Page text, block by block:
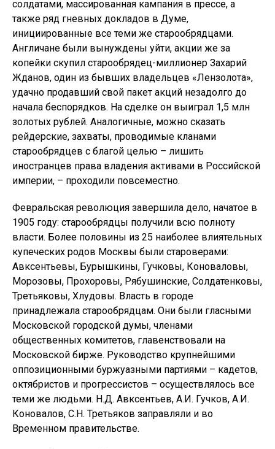
солдатами, массированная кампания в прессе, а
также ряд гневных докладов в Думе,
инициированные все теми же старообрядцами.
Англичане были вынуждены уйти, акции же за
копейки скупил старообрядец-миллионер Захарий
Жданов, один из бывших владельцев «Лензолота»,
удачно продавший свой пакет акций незадолго до
начала беспорядков. На сделке он выиграл 1,5 млн
золотых рублей. Аналогичные, можно сказать
рейдерские, захваты, проводимые кланами
старообрядцев с благой целью – лишить
иностранцев права владения активами в Российской
империи, – проходили повсеместно.
Февральская революция завершила дело, начатое в
1905 году: старообрядцы получили всю полноту
власти. Более половины из 25 наиболее влиятельных
купеческих родов Москвы были староверами:
Авксентьевы, Бурышкины, Гучковы, Коноваловы,
Морозовы, Прохоровы, Рябушинские, Солдатенковы,
Третьяковы, Хлудовы. Власть в городе
принадлежала старообрядцам. Они были гласными
Московской городской думы, членами
общественных комитетов, главенствовали на
Московской бирже. Руководство крупнейшими
оппозиционными буржуазными партиями – кадетов,
октябристов и прогрессистов – осуществлялось все
теми же людьми. Н.Д. Авксентьев, А.И. Гучков, А.И.
Коновалов, С.Н. Третьяков заправляли и во
Временном правительстве.